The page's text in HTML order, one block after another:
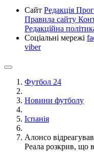
Сайт Редакція
Правила сайту
Редакційна
Соціальні мережі
viber
Футбол 24
Новини футболу
Іспанія
Алонсо
Реала розкрив, що